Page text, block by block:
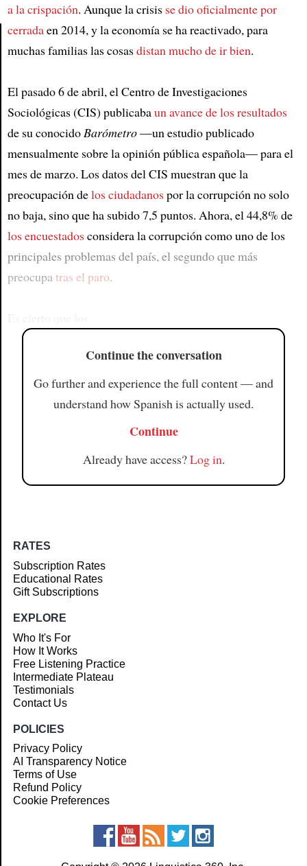
a la crispación. Aunque la crisis se dio oficialmente por
cerradaen 2014, y la economía se ha reactivado, para
muchas familias las cosasdistan mucho de ir bien.
El pasado 6 de abril, el Centro de Investigaciones
Sociológicas (CIS) publicabaun avance de los resultados
de su conocidoBarómetro—un estudio publicado
mensualmente sobre la opinión pública española— para el
mes de marzo. Los datos del CIS muestran que la
preocupación delos ciudadanospor la corrupción no solo
no baja, sino que ha subido 7,5 puntos. Ahora, el 44,8% de
los encuestadosconsidera la corrupción como uno de los
principales problemas del país, el segundo que más
preocupatras el paro.
Continue the conversation
Go further and experience the full content — and
understand how Spanish is actually used.
Continue
Already have access?Log in.
RATES
Subscription Rates
Educational Rates
Gift Subscriptions
EXPLORE
Who It's For
How It Works
Free Listening Practice
Intermediate Plateau
Testimonials
Contact Us
POLICIES
Privacy Policy
AI Transparency Notice
Terms of Use
Refund Policy
Cookie Preferences